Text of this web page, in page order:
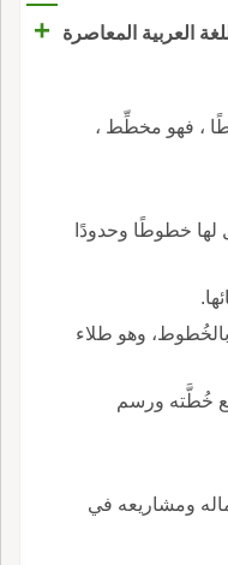
العربية المعاصرة
+
، فهو مخطِّط ،
خطوطًا وحدودًا
وهو طلاء
خُطَّته ورسم
ومشاريعه في